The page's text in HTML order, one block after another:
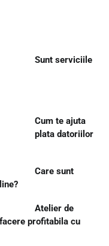
Sunt serviciile
Cum te ajuta
plata datoriilor
Care sunt
Atelier de
profitabila cu